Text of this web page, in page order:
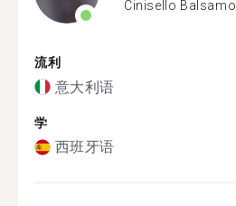
Cinisello Balsamo
流利
意大利语
学
西班牙语